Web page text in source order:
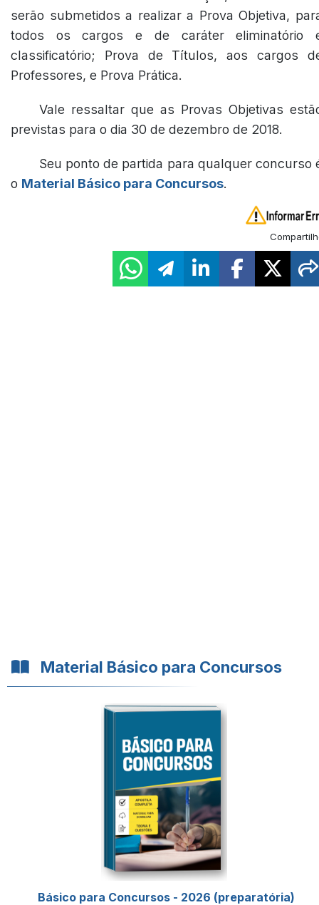
serão submetidos a realizar a Prova Objetiva,
todos os cargos e de caráter eliminatório
classificatório; Prova de Títulos, aos cargos
Professores, e Prova Prática.
Vale ressaltar que as Provas Objetivas
previstas para o dia 30 de dezembro de 2018.
Seu ponto de partida para qualquer concurso
o Material Básico para Concursos.
Material Básico para Concursos
Básico para Concursos - 2026 (preparatória)